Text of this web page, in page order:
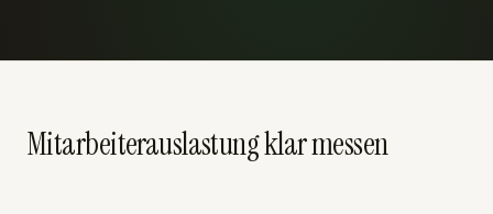
Mitarbeiterauslastung klar messen